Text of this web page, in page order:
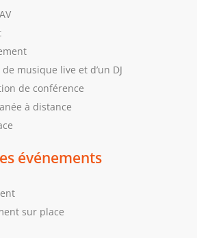
musique live et d’un DJ
de conférence
à distance
événements
sur place